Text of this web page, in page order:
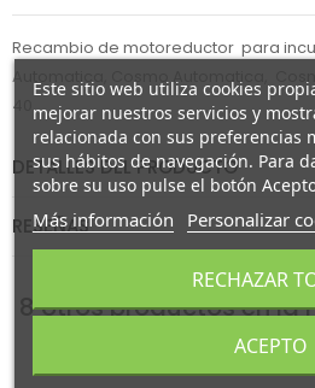
Recambio de motoreductor para
Automatica, Cosmo Automatica,
40
DETALLES DEL PRODUCTO
RESEÑAS
8 otros productos en la
Este sitio web utiliza cookies
mejorar nuestros servicios y
relacionada con sus preferencias
sus hábitos de navegación. Para
sobre su uso pulse el botón
Más información Personalizar
RECHAZAR
ACEPTO